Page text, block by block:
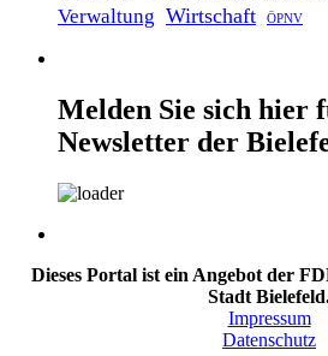
Verwaltung Wirtschaft ÖPNV
Melden Sie sich hier
Newsletter der
Dieses Portal ist ein Angebot der
Stadt
Impressum
Datenschutz